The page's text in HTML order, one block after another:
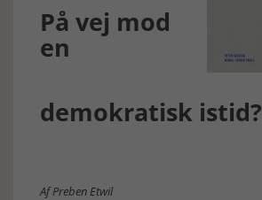
På vej mod
en
demokratisk istid?
Af Preben Etwil